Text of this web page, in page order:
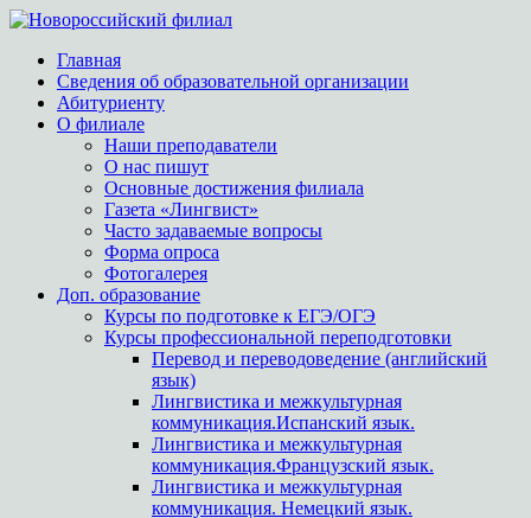
Главная
Сведения об образовательной организации
Абитуриенту
О филиале
Наши преподаватели
О нас пишут
Основные достижения филиала
Газета «Лингвист»
Часто задаваемые вопросы
Форма опроса
Фотогалерея
Доп. образование
Курсы по подготовке к ЕГЭ/ОГЭ
Курсы профессиональной переподготовки
Перевод и переводоведение (английский
язык)
Лингвистика и межкультурная
коммуникация.Испанский язык.
Лингвистика и межкультурная
коммуникация.Французский язык.
Лингвистика и межкультурная
коммуникация. Немецкий язык.